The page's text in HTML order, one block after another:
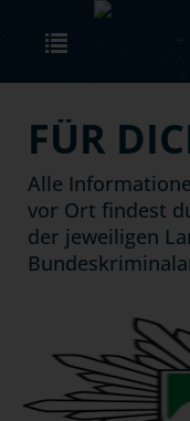
Skip to main content
FÜR
Alle
vor Ort findest
der jeweiligen